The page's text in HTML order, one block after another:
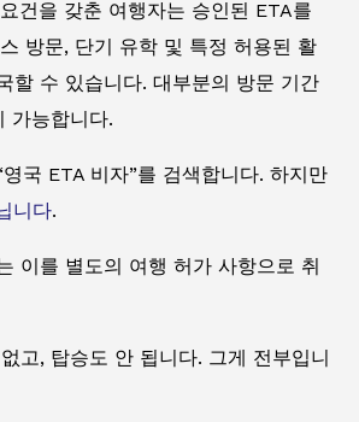
건을 갖춘 여행자는 승인된 ETA를
방문, 단기 유학 및 특정 허용된 활
할 수 있습니다. 대부분의 방문 기간
가능합니다.
국 ETA 비자”를 검색합니다. 하지만
니다.
이를 별도의 여행 허가 사항으로 취
고, 탑승도 안 됩니다. 그게 전부입니